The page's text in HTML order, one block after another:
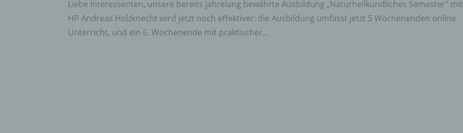
Liebe Interessenten, unsere bereits jahrelang bewährte Ausbildung „Naturheilkundliches Semester“ mit
HP Andreas Holzknecht wird jetzt noch effektiver: die Ausbildung umfasst jetzt 5 Wochenenden online
Unterricht, und ein 6. Wochenende mit praktischer...